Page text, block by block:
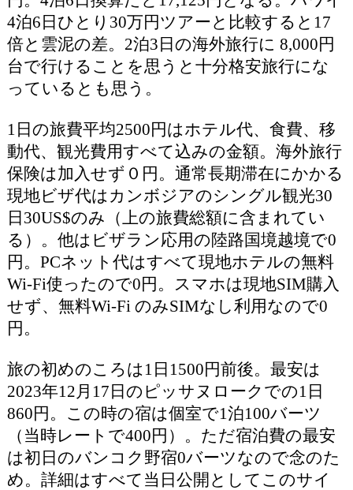
4泊6日ひとり30万円ツアーと比較すると17
倍と雲泥の差。2泊3日の海外旅行に 8,000円
台で行けることを思うと十分格安旅行にな
っているとも思う。
1日の旅費平均2500円はホテル代、食費、移
動代、観光費用すべて込みの金額。海外旅行
保険は加入せず０円。通常長期滞在にかかる
現地ビザ代はカンボジアのシングル観光30
日30US$のみ（上の旅費総額に含まれてい
る）。他はビザラン応用の陸路国境越境で0
円。PCネット代はすべて現地ホテルの無料
Wi-Fi使ったので0円。スマホは現地SIM購入
せず、無料Wi-Fi のみSIMなし利用なので0
円。
旅の初めのころは1日1500円前後。最安は
2023年12月17日のピッサヌロークでの1日
860円。この時の宿は個室で1泊100バーツ
（当時レートで400円）。ただ宿泊費の最安
は初日のバンコク野宿0バーツなので念のた
め。詳細はすべて当日公開としてこのサイ